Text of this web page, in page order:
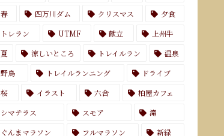
春
四万川ダム クリスマス
夕食
トレラン
UTMF 献立
上州牛
夏
涼しいところ トレイルラン
温泉
野鳥
トレイルランニング
ドライブ
桜
イラスト 六合
柏屋カフェ
シマテラス
スモア
滝
ぐんまマラソン
フルマラソン 新緑